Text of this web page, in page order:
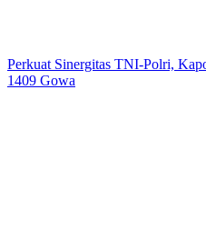
Perkuat Sinergitas TNI-Polri,
1409 Gowa